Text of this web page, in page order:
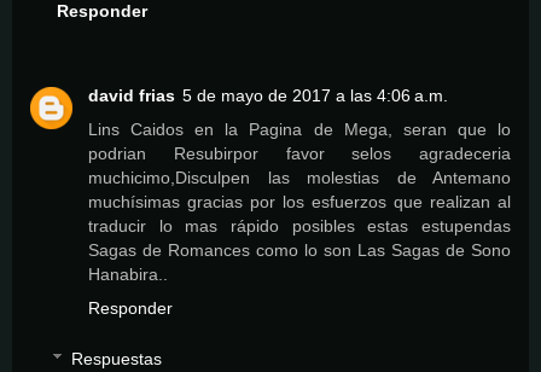
Responder
david frias 5 de mayo de 2017 a las 4:06 a.m.
Lins Caidos en la Pagina de Mega, seran que lo
podrian Resubirpor favor selos agradeceria
muchicimo,Disculpen las molestias de Antemano
muchísimas gracias por los esfuerzos que realizan al
traducir lo mas rápido posibles estas estupendas
Sagas de Romances como lo son Las Sagas de Sono
Hanabira..
Responder
Respuestas